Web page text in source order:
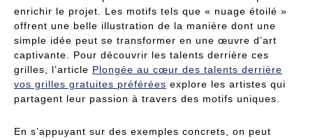
enrichir le projet. Les motifs tels que « nuage étoilé »
offrent une belle illustration de la manière dont une
simple idée peut se transformer en une œuvre d’art
captivante. Pour découvrir les talents derrière ces
grilles, l’article Plongée au cœur des talents derrière
vos grilles gratuites préférées explore les artistes qui
partagent leur passion à travers des motifs uniques.
En s’appuyant sur des exemples concrets, on peut